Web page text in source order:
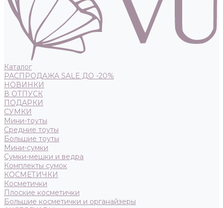
Каталог
РАСПРОДАЖА SALE ДО -20%
НОВИНКИ
В ОТПУСК
ПОДАРКИ
СУМКИ
Мини-тоуты
Средние тоуты
Большие тоуты
Мини-сумки
Сумки-мешки и ведра
Комплекты сумок
КОСМЕТИЧКИ
Косметички
Плоские косметички
Большие косметички и органайзеры